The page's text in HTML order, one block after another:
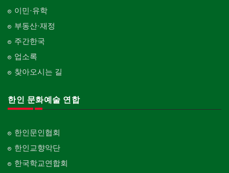
이민·유학
부동산·재정
주간한국
업소록
찾아오시는 길
한인 문화예술 연합
한인문인협회
한인교향악단
한국학교연합회